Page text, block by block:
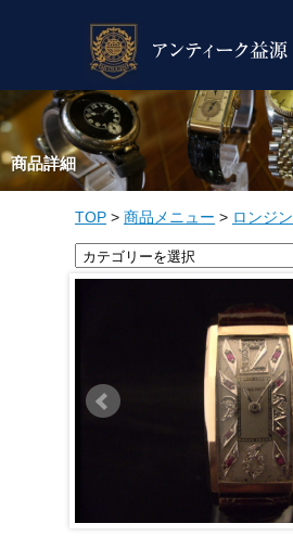
商品詳細
TOP > 商品メニュー > ロンジン